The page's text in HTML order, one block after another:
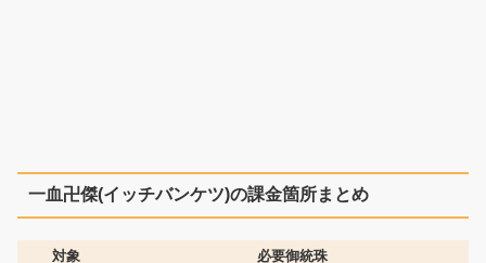
一血卍傑(イッチバンケツ)の課金箇所まとめ
対象 必要御統珠